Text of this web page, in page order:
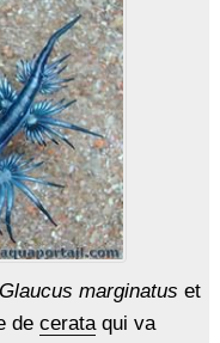
Glaucus marginatus et
de cerataqui va